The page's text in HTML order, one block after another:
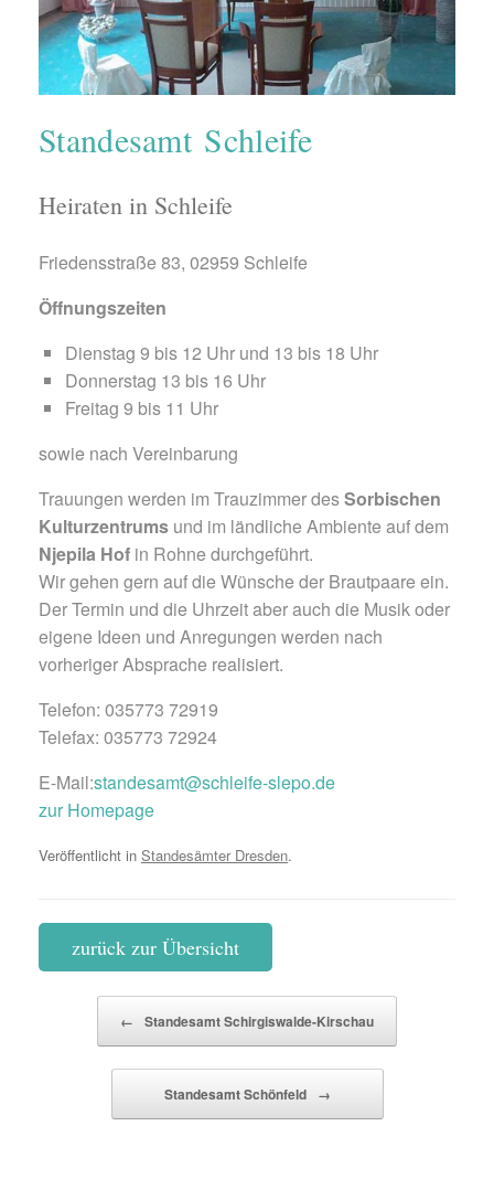
Standesamt Schleife
Heiraten in Schleife
Friedensstraße 83, 02959 Schleife
Öffnungszeiten
Dienstag 9 bis 12 Uhr und 13 bis 18 Uhr
Donnerstag 13 bis 16 Uhr
Freitag 9 bis 11 Uhr
sowie nach Vereinbarung
Trauungen werden im Trauzimmer desSorbischen
Kulturzentrums und im ländliche Ambiente auf dem
Njepila Hof in Rohne durchgeführt.
Wir gehen gern auf die Wünsche der Brautpaare ein.
Der Termin und die Uhrzeit aber auch die Musik oder
eigene Ideen und Anregungen werden nach
vorheriger Absprache realisiert.
Telefon: 035773 72919
Telefax: 035773 72924
E-Mail:standesamt@schleife-slepo.de
zur Homepage
Veröffentlicht in Standesämter Dresden.
zurück zur Übersicht
← Standesamt Schirgiswalde-Kirschau
Standesamt Schönfeld →